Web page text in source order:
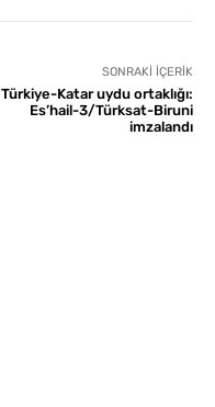
SONRAKI İÇERIK
Türkiye-Katar uydu ortaklığı:
Es’hail-3/Türksat-Biruni
imzalandı